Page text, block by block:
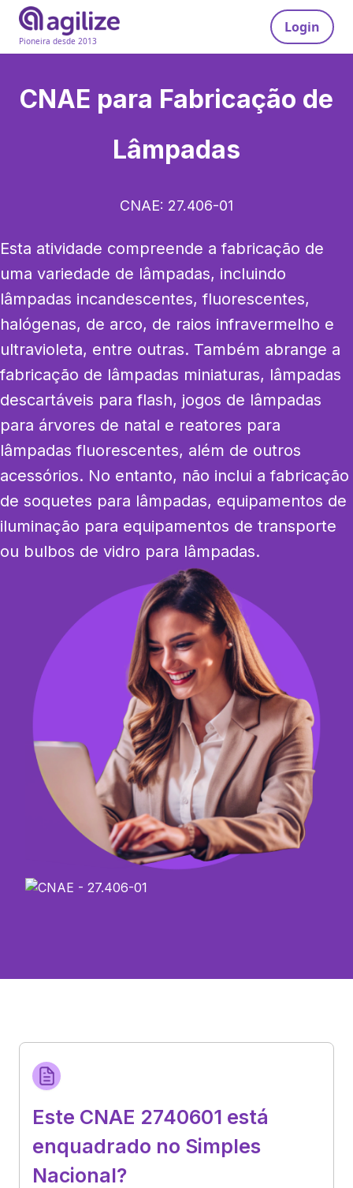
Pioneira desde 2013
Login
CNAE para Fabricação de
Lâmpadas
CNAE: 27.406-01
Esta atividade compreende a fabricação de
uma variedade de lâmpadas, incluindo
lâmpadas incandescentes, fluorescentes,
halógenas, de arco, de raios infravermelho e
ultravioleta, entre outras. Também abrange a
fabricação de lâmpadas miniaturas, lâmpadas
descartáveis para flash, jogos de lâmpadas
para árvores de natal e reatores para
lâmpadas fluorescentes, além de outros
acessórios. No entanto, não inclui a fabricação
de soquetes para lâmpadas, equipamentos de
iluminação para equipamentos de transporte
ou bulbos de vidro para lâmpadas.
Este CNAE 2740601 está
enquadrado no Simples
Nacional?